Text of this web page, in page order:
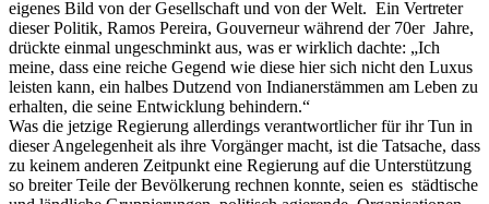
eigenes Bild von der Gesellschaft und von der Welt. Ein Vertreter
dieser Politik, Ramos Pereira, Gouverneur während der 70er Jahre,
drückte einmal ungeschminkt aus, was er wirklich dachte: „Ich
meine, dass eine reiche Gegend wie diese hier sich nicht den Luxus
leisten kann, ein halbes Dutzend von Indianerstämmen am Leben zu
erhalten, die seine Entwicklung behindern.“
Was die jetzige Regierung allerdings verantwortlicher für ihr Tun in
dieser Angelegenheit als ihre Vorgänger macht, ist die Tatsache, dass
zu keinem anderen Zeitpunkt eine Regierung auf die Unterstützung
so breiter Teile der Bevölkerung rechnen konnte, seien es städtische